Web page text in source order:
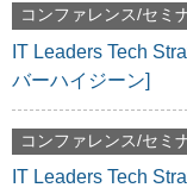
コンファレンス/セミ
IT Leaders Tech
バーハイジーン]
コンファレンス/セミ
IT Leaders Tech